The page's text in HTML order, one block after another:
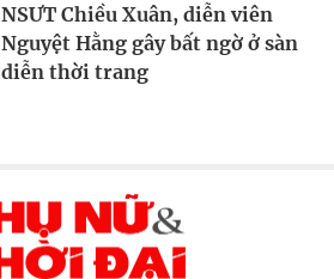
NSƯT Chiều Xuân, diễn viên
Nguyệt Hằng gây bất ngờ ở sàn
diễn thời trang